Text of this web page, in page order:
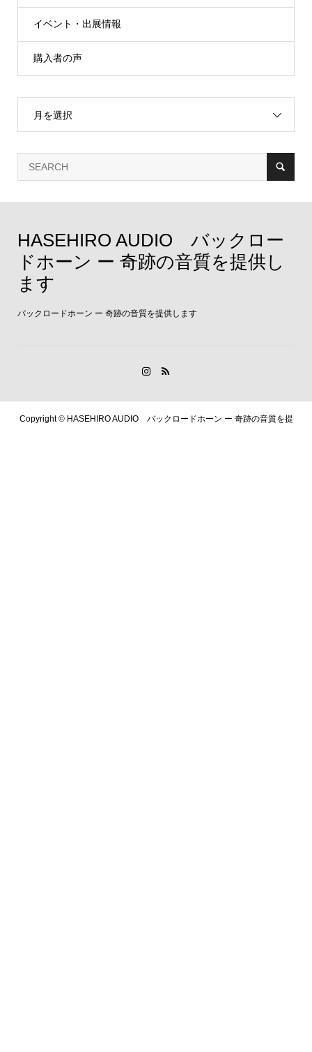
イベント・出展情報
購入者の声
月を選択
HASEHIRO AUDIO バックロー
ドホーン ー 奇跡の音質を提供し
ます
バックロードホーン ー 奇跡の音質を提供します
Copyright ©HASEHIRO AUDIO バックロードホーン ー 奇跡の音質を提